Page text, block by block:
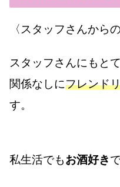
〈スタッフさんから
スタッフさんにもと
関係なしにフレンド
す。
私生活でもお酒好き